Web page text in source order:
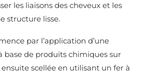
les liaisons des cheveux et les
structure lisse.
par l’application d’une
base de produits chimiques sur
scellée en utilisant un fer à